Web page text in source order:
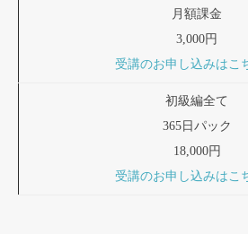
月額課金
3,000円
受講のお申し込みはこ
初級編全て
365日パック
18,000円
受講のお申し込みはこ